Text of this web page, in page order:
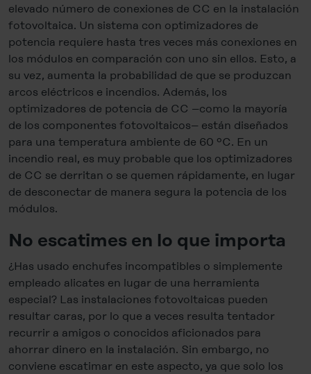
elevado número de conexiones de CC en la instalación
fotovoltaica. Un sistema con optimizadores de
potencia requiere hasta tres veces más conexiones en
los módulos en comparación con uno sin ellos. Esto, a
su vez, aumenta la probabilidad de que se produzcan
arcos eléctricos e incendios. Además, los
optimizadores de potencia de CC –como la mayoría
de los componentes fotovoltaicos– están diseñados
para una temperatura ambiente de 60 ºC. En un
incendio real, es muy probable que los optimizadores
de CC se derritan o se quemen rápidamente, en lugar
de desconectar de manera segura la potencia de los
módulos.
No escatimes en lo que importa
¿Has usado enchufes incompatibles o simplemente
empleado alicates en lugar de una herramienta
especial? Las instalaciones fotovoltaicas pueden
resultar caras, por lo que a veces resulta tentador
recurrir a amigos o conocidos aficionados para
ahorrar dinero en la instalación. Sin embargo, no
conviene escatimar en este aspecto, ya que solo los